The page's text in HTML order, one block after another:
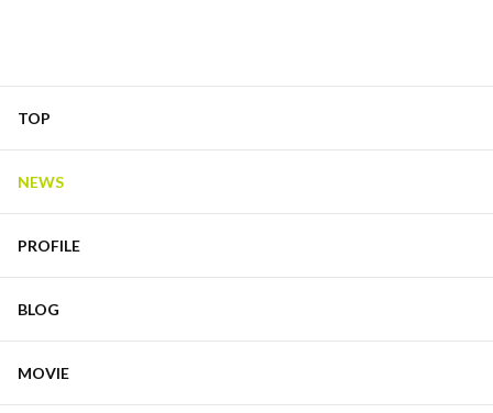
TOP
NEWS
PROFILE
BLOG
MOVIE